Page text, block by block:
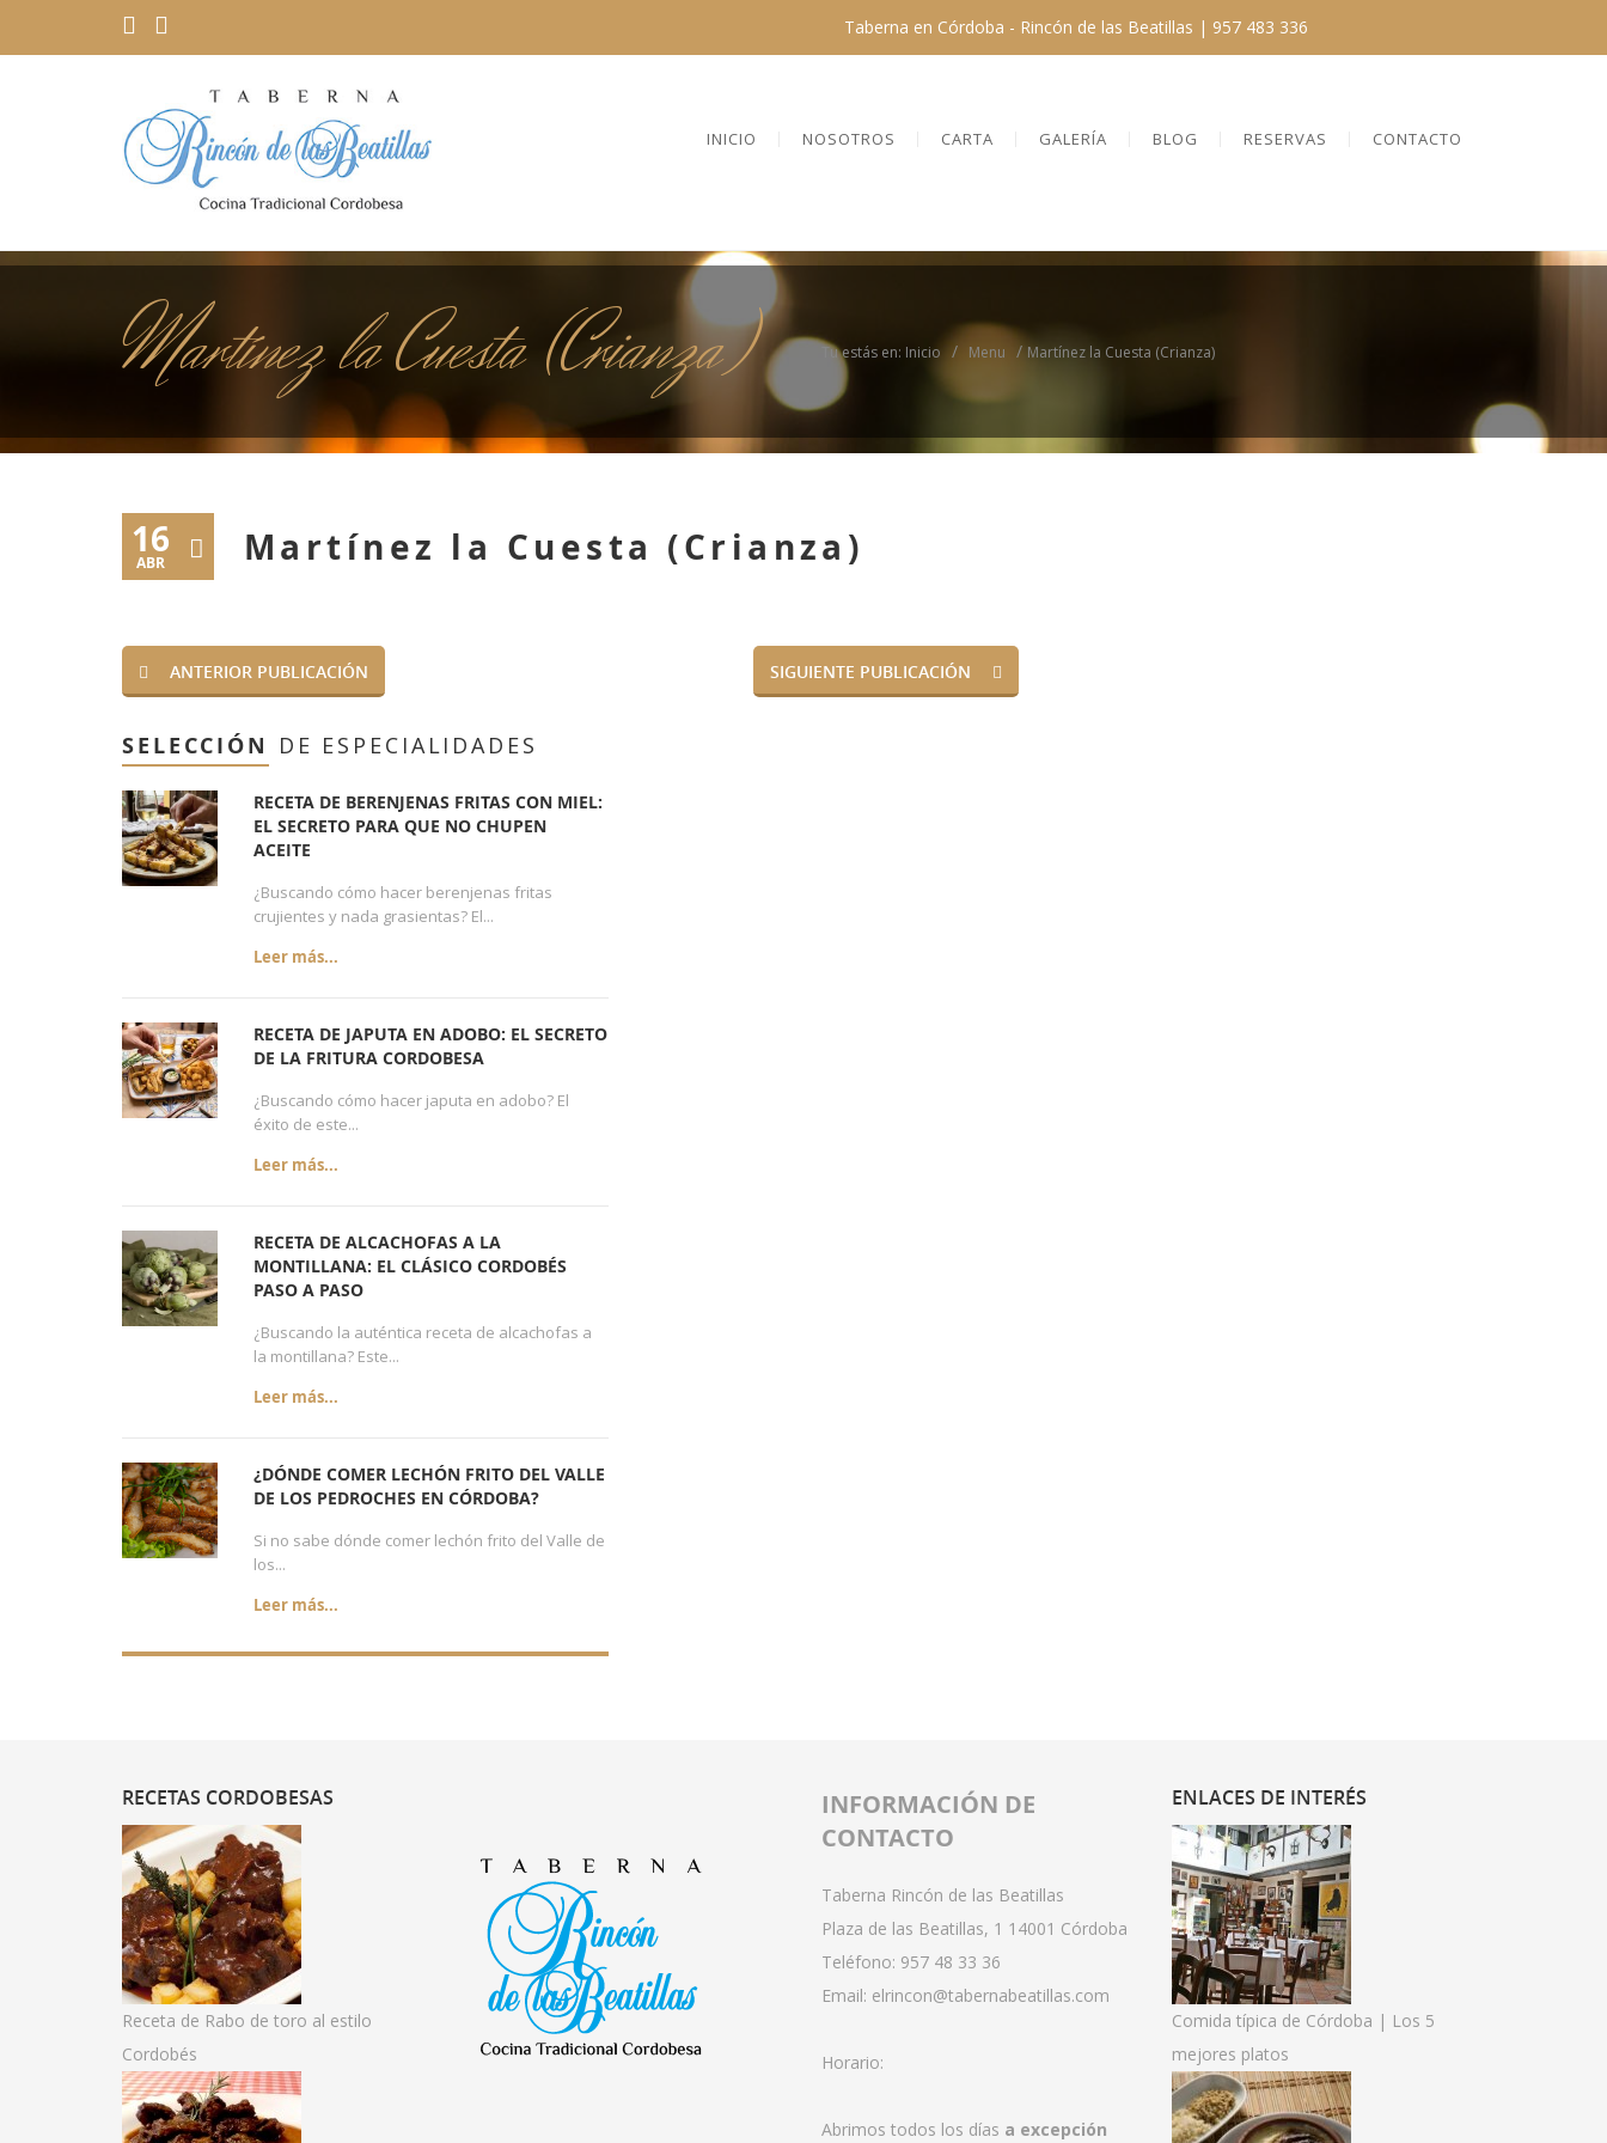
Taberna en Córdoba - Rincón de las Beatillas | 957 483 336
INICIO NOSOTROS CARTA GALERÍA BLOG RESERVAS CONTACTO
Martínez la Cuesta (Crianza) Tu estás en: Inicio / Menu / Martínez la Cuesta (Crianza)
16
ABR Martínez la Cuesta (Crianza)
ANTERIOR PUBLICACIÓN SIGUIENTE PUBLICACIÓN
SELECCIÓN DE ESPECIALIDADES
RECETA DE BERENJENAS FRITAS CON MIEL:
EL SECRETO PARA QUE NO CHUPEN
ACEITE
¿Buscando cómo hacer berenjenas fritas
crujientes y nada grasientas? El...
Leer más...
RECETA DE JAPUTA EN ADOBO: EL SECRETO
DE LA FRITURA CORDOBESA
¿Buscando cómo hacer japuta en adobo? El
éxito de este...
Leer más...
RECETA DE ALCACHOFAS A LA
MONTILLANA: EL CLÁSICO CORDOBÉS
PASO A PASO
¿Buscando la auténtica receta de alcachofas a
la montillana? Este...
Leer más...
¿DÓNDE COMER LECHÓN FRITO DEL VALLE
DE LOS PEDROCHES EN CÓRDOBA?
Si no sabe dónde comer lechón frito del Valle de
los...
Leer más...
RECETAS CORDOBESAS
Receta de Rabo de toro al estilo
Cordobés
INFORMACIÓN DE
CONTACTO
Taberna Rincón de las Beatillas
Plaza de las Beatillas, 1 14001 Córdoba
Teléfono: 957 48 33 36
Email: elrincon@tabernabeatillas.com
Horario:
Abrimos todos los días a excepción
ENLACES DE INTERÉS
Comida típica de Córdoba | Los 5
mejores platos